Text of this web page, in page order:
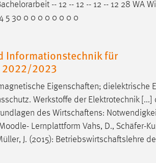
-- 12 -- 12 -- 12 -- 12 28 WA
5 30 0 0 0 0 0 0 0 0
Informationstechnik für
2022/2023
Eigenschaften; dielektrische
Werkstoffe der Elektrotechnik
des Wirtschaftens:
Lernplattform Vahs, D., Schäfer-
J. (2015): Betriebswirtschaftslehre